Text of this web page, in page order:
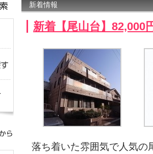
新着情報
新着【尾山台】
落ち着いた雰囲気で人気の